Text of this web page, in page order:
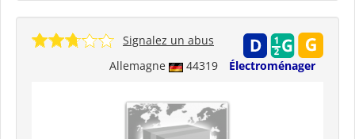
Allemagne 44319 Électroménager
Signalez un abus